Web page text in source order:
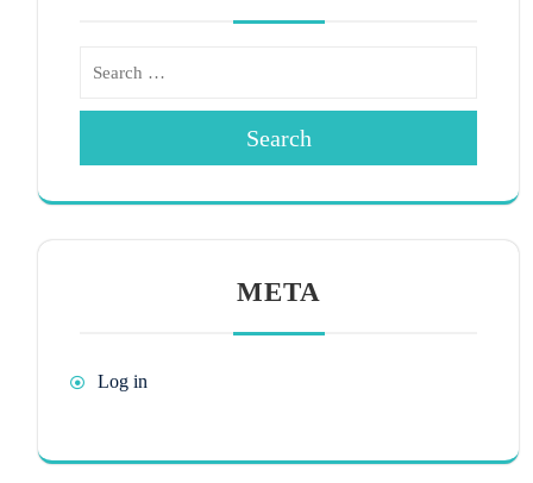
Search
META
Log in